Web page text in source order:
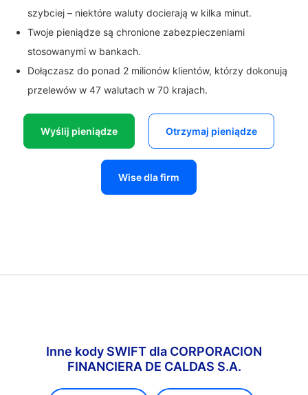
szybciej – niektóre waluty docierają w kilka minut.
Twoje pieniądze są chronione zabezpieczeniami
stosowanymi w bankach.
Dołączasz do ponad 2 milionów klientów, którzy dokonują
przelewów w 47 walutach w 70 krajach.
Wyślij pieniądze Otrzymaj pieniądze
Wise dla firm
Inne kody SWIFT dla CORPORACION
FINANCIERA DE CALDAS S.A.